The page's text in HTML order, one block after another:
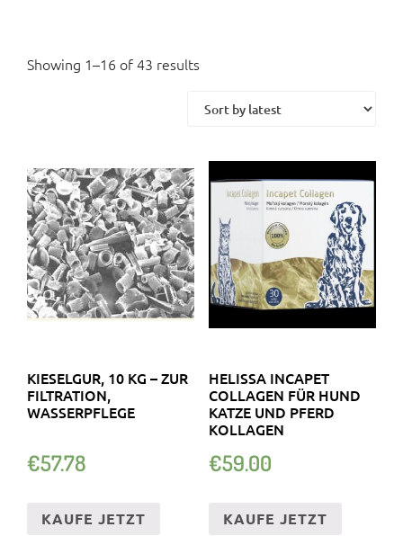
Showing 1–16 of 43 results
KIESELGUR, 10 KG – ZUR
FILTRATION,
WASSERPFLEGE
€57.78
KAUFE JETZT
HELISSA INCAPET
COLLAGEN FÜR HUND
KATZE UND PFERD
KOLLAGEN
€59.00
KAUFE JETZT